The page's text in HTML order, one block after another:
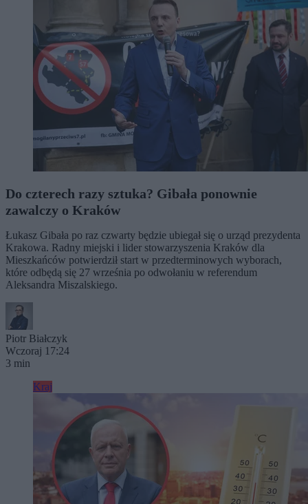
Do czterech razy sztuka? Gibała ponownie
zawalczy o Kraków
Łukasz Gibała po raz czwarty będzie ubiegał się o urząd prezydenta
Krakowa. Radny miejski i lider stowarzyszenia Kraków dla
Mieszkańców potwierdził start w przedterminowych wyborach,
które odbędą się 27 września po odwołaniu w referendum
Aleksandra Miszalskiego.
Piotr Białczyk
Wczoraj 17:24
3 min
Kraj